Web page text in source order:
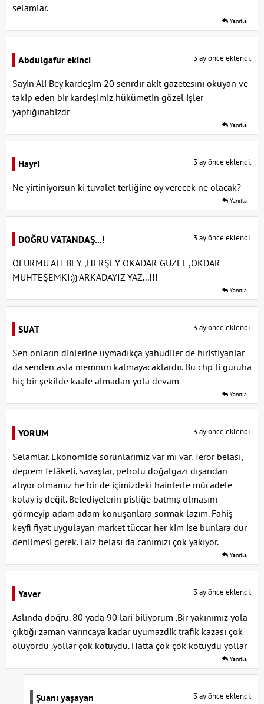
selamlar.
Yanıtla
Abdulgafur ekinci 3 ay önce eklendi.
Sayin Ali Bey kardeşim 20 senrdır akit gazetesını okuyan ve
takip eden bir kardeşimiz hükümetin gözel işler
yaptığınabizdr
Yanıtla
Hayri 3 ay önce eklendi.
Ne yirtiniyorsun ki tuvalet terliğine oy verecek ne olacak?
Yanıtla
DOĞRU VATANDAŞ...! 3 ay önce eklendi.
OLURMU ALİ BEY ,HERŞEY OKADAR GÜZEL ,OKDAR
MUHTEŞEMKİ:)) ARKADAYIZ YAZ...!!!
Yanıtla
SUAT 3 ay önce eklendi.
Sen onların dinlerine uymadıkça yahudiler de hıristiyanlar
da senden asla memnun kalmayacaklardır. Bu chp li güruha
hiç bir şekilde kaale almadan yola devam
Yanıtla
YORUM 3 ay önce eklendi.
Selamlar. Ekonomide sorunlarımız var mı var. Terör belası,
deprem felâketi, savaşlar, petrolü doğalgazı dışarıdan
alıyor olmamız he bir de içimizdeki hainlerle mücadele
kolay iş değil. Belediyelerin pisliğe batmış olmasını
görmeyip adam adam konuşanlara sormak lazım. Fahiş
keyfi fiyat uygulayan market tüccar her kim ise bunlara dur
denilmesi gerek. Faiz belası da canımızı çok yakıyor.
Yanıtla
Yaver 3 ay önce eklendi.
Aslında doğru. 80 yada 90 lari biliyorum .Bir yakınımız yola
çıktığı zaman varıncaya kadar uyumazdik trafik kazası çok
oluyordu .yollar çok kötüydü. Hatta çok çok kötüydü yollar
Yanıtla
Şuanı yaşayan 3 ay önce eklendi.